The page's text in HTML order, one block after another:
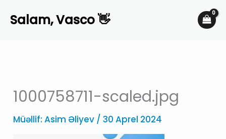
Salam, Vasco 👋
1000758711-scaled.jpg
Müəllif:Asim Əliyev /30 Aprel 2024